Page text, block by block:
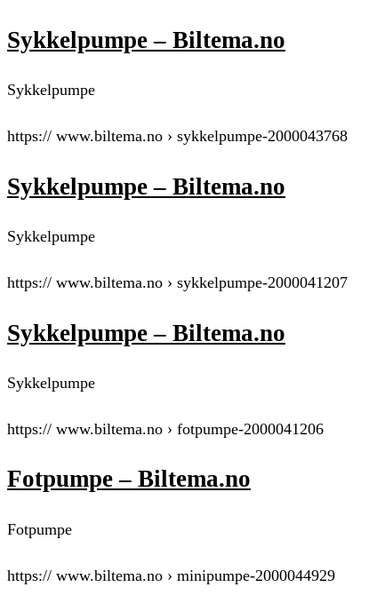
Sykkelpumpe – Biltema.no
Sykkelpumpe
https:// www.biltema.no › sykkelpumpe-2000043768
Sykkelpumpe – Biltema.no
Sykkelpumpe
https:// www.biltema.no › sykkelpumpe-2000041207
Sykkelpumpe – Biltema.no
Sykkelpumpe
https:// www.biltema.no › fotpumpe-2000041206
Fotpumpe – Biltema.no
Fotpumpe
https:// www.biltema.no › minipumpe-2000044929